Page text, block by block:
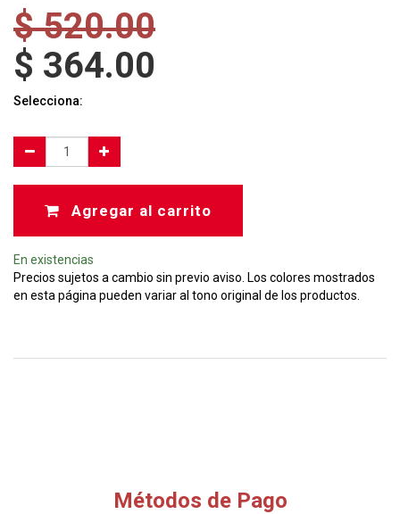
$520.00
$ 364.00
Selecciona:
Agregar al carrito
En existencias
Precios sujetos a cambio sin previo aviso. Los colores mostrados
en esta página pueden variar al tono original de los productos.
Métodos de Pago